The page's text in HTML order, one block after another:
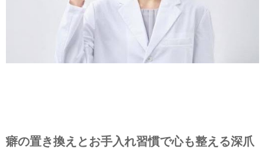
癖の置き換えとお手入れ習慣で心も整える深爪